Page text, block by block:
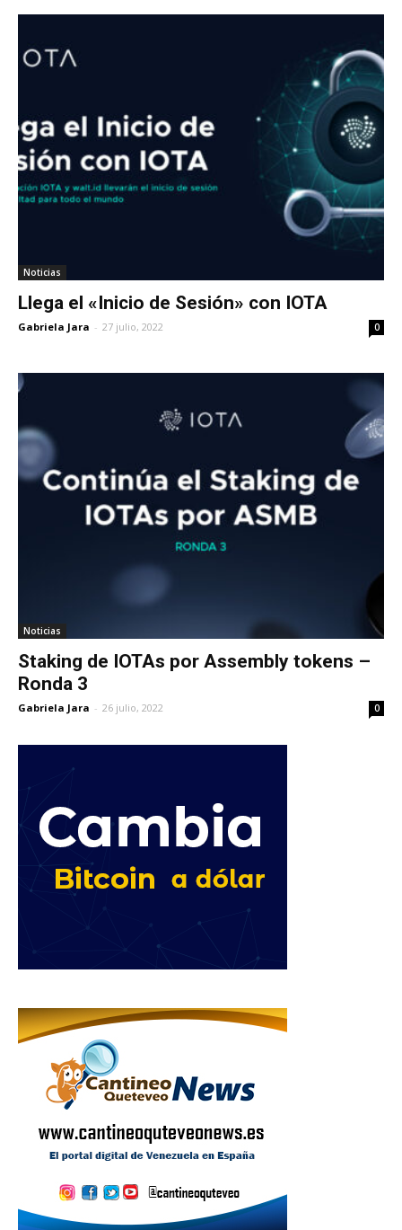
Noticias
Llega el «Inicio de Sesión» con IOTA
Gabriela Jara - 27 julio, 2022 0
Noticias
Staking de IOTAs por Assembly tokens –
Ronda 3
Gabriela Jara - 26 julio, 2022 0